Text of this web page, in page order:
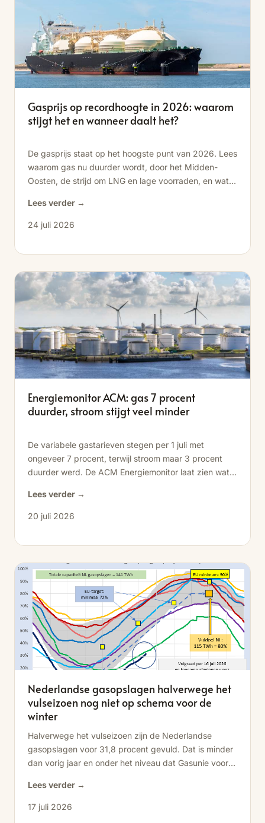
Gasprijs op recordhoogte in 2026: waarom
stijgt het en wanneer daalt het?
De gasprijs staat op het hoogste punt van 2026. Lees
waarom gas nu duurder wordt, door het Midden-
Oosten, de strijd om LNG en lage voorraden, en wat
Lees verder →
24 juli 2026
Energiemonitor ACM: gas 7 procent
duurder, stroom stijgt veel minder
De variabele gastarieven stegen per 1 juli met
ongeveer 7 procent, terwijl stroom maar 3 procent
duurder werd. De ACM Energiemonitor laat zien wat
Lees verder →
20 juli 2026
Nederlandse gasopslagen halverwege het
vulseizoen nog niet op schema voor de
winter
Halverwege het vulseizoen zijn de Nederlandse
gasopslagen voor 31,8 procent gevuld. Dat is minder
dan vorig jaar en onder het niveau dat Gasunie voor
Lees verder →
17 juli 2026